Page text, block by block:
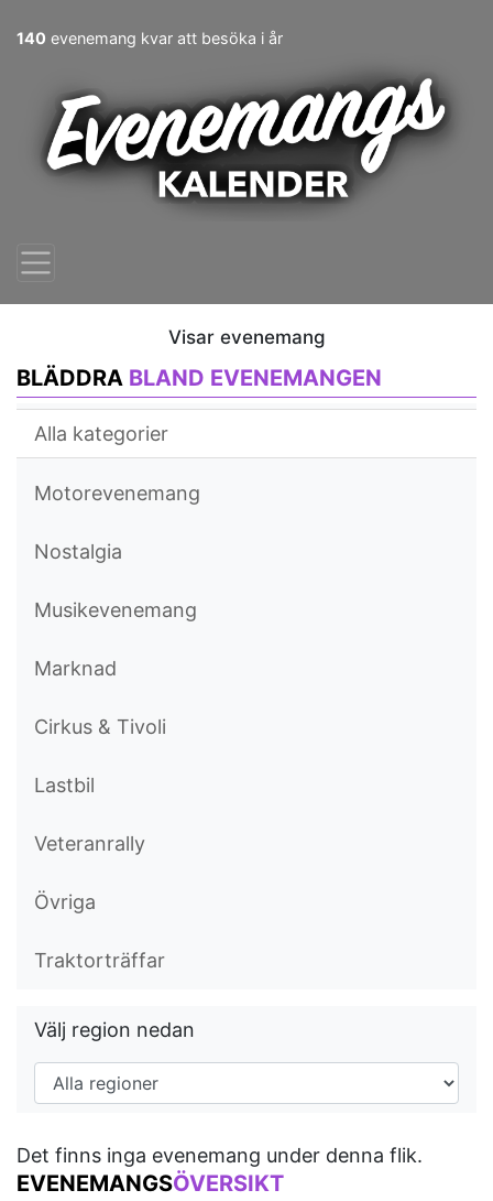
140 evenemang kvar att besöka i år
Visar evenemang
BLÄDDRA BLAND EVENEMANGEN
Alla kategorier
Motorevenemang
Nostalgia
Musikevenemang
Marknad
Cirkus & Tivoli
Lastbil
Veteranrally
Övriga
Traktorträffar
Välj region nedan
Det finns inga evenemang under denna flik.
EVENEMANGSÖVERSIKT